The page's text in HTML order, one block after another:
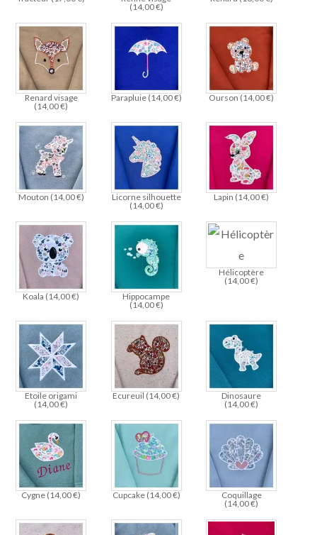
(14,00€)
Renard visage
(14,00€)
Parapluie (14,00€) Ourson (14,00€)
Mouton (14,00€)
Licorne silhouette
(14,00€)
Lapin (14,00€)
Koala (14,00€)
Hippocampe
(14,00€)
Hélicoptère
(14,00€)
Etoile origami
(14,00€)
Ecureuil (14,00€)
Dinosaure
(14,00€)
Cygne (14,00€) Cupcake (14,00€)
Coquillage
(14,00€)